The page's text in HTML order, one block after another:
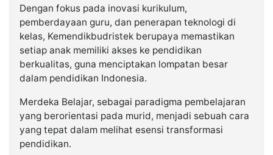
Dengan fokus pada inovasi kurikulum,
pemberdayaan guru, dan penerapan teknologi di
kelas, Kemendikbudristek berupaya memastikan
setiap anak memiliki akses ke pendidikan
berkualitas, guna menciptakan lompatan besar
dalam pendidikan Indonesia.
Merdeka Belajar, sebagai paradigma pembelajaran
yang berorientasi pada murid, menjadi sebuah cara
yang tepat dalam melihat esensi transformasi
pendidikan.